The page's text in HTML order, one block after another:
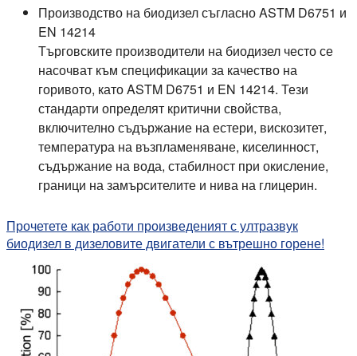
Производство на биодизел съгласно ASTM D6751 и
EN 14214
Търговските производители на биодизел често се
насочват към спецификации за качество на
горивото, като ASTM D6751 и EN 14214. Тези
стандарти определят критични свойства,
включително съдържание на естери, вискозитет,
температура на възпламеняване, киселинност,
съдържание на вода, стабилност при окисление,
граници на замърсителите и нива на глицерин.
Прочетете как работи произведеният с ултразвук
биодизел в дизеловите двигатели с вътрешно горене!